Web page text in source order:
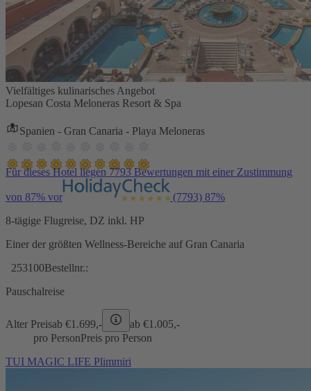
Vielfältiges kulinarisches Angebot
Lopesan Costa Meloneras Resort & Spa
Spanien - Gran Canaria - Playa Meloneras
Für dieses Hotel liegen 7793 Bewertungen mit einer Zustimmung
von 87% vor (7793) 87%
8-tägige Flugreise, DZ inkl. HP
Einer der größten Wellness-Bereiche auf Gran Canaria
253100Bestellnr.:
Pauschalreise
Alter Preisab €1.699,- ab €1.005,-
pro PersonPreis pro Person
TUI MAGIC LIFE Plimmiri